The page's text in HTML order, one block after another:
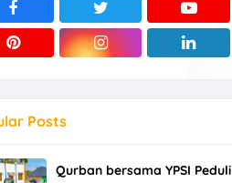
Posts
Qurban bersama YPSI Peduli